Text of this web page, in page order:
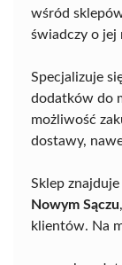
wśród
świadczy o jej
Specjalizuje
dodatków do
możliwość
dostawy,
Sklep
Nowym Sączu
klientów. Na